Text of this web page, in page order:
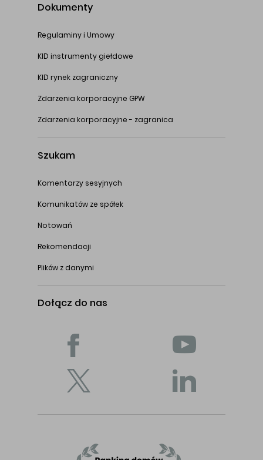
Dokumenty
Regulaminy i Umowy
KID instrumenty giełdowe
KID rynek zagraniczny
Zdarzenia korporacyjne GPW
Zdarzenia korporacyjne - zagranica
Szukam
Komentarzy sesyjnych
Komunikatów ze spółek
Notowań
Rekomendacji
Plików z danymi
Dołącz do nas